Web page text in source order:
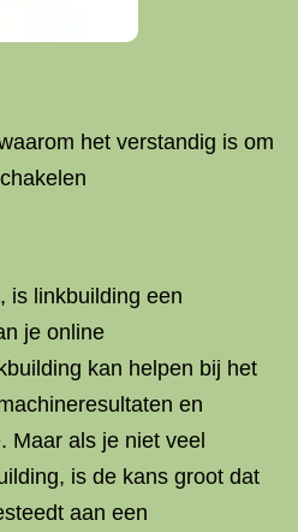
het verstandig is om
is linkbuilding een
je online
kan helpen bij het
en
Maar als je niet veel
is de kans groot dat
aan een